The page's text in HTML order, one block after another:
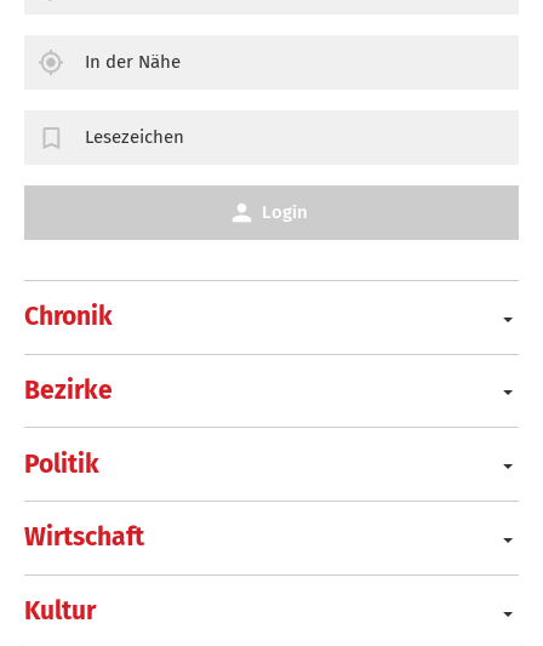
Chronik
Bezirke
Politik
Wirtschaft
Kultur
In der Nähe
Lesezeichen
Login